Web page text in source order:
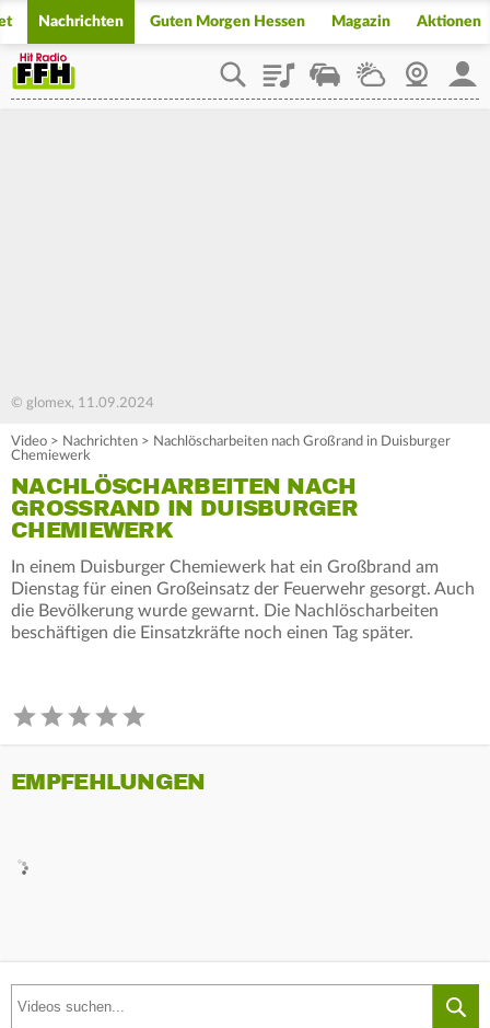
Nachrichten Guten Morgen Hessen Magazin Aktionen
PlaylistStaupilotWetterWebcam
© glomex, 11.09.2024
Video > Nachrichten > Nachlöscharbeiten nach Großrand in Duisburger
Chemiewerk
NACHLÖSCHARBEITEN NACH
GROSSRAND IN DUISBURGER C
HEMIEWERK
In einem Duisburger Chemiewerk hat ein Großbrand am
Dienstag für einen Großeinsatz der Feuerwehr gesorgt. Auch
die Bevölkerung wurde gewarnt. Die Nachlöscharbeiten
beschäftigen die Einsatzkräfte noch einen Tag später.
EMPFEHLUNGEN